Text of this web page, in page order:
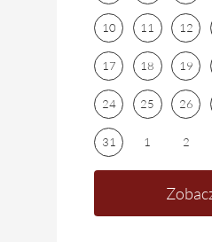
10 11 12
17 18 19
24 25 26
31 1 2